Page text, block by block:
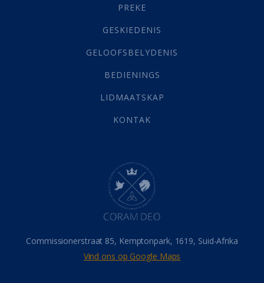
(21)
Grys Areas(4)
Lewensdoel(3)
Selfondersoek(1)
Werk(22)
(142)
Hemel (31)
Israel (14)
Millennium(1)
Oordeelsdag(19)
Verheerlikte liggaam
Wederkoms
(27)
Gebed(87)
PREKE
GESKIEDENIS
GELOOFSBELYDENIS
BEDIENINGS
LIDMAATSKAP
KONTAK
Commissionerstraat 85, Kemptonpark, 1619, Suid-Afrika
Vind ons op Google Maps